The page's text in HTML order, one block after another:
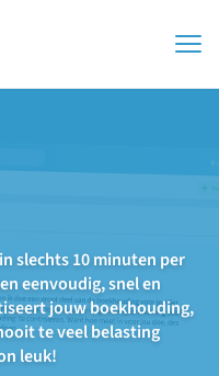
slechts 10 minuten per
eenvoudig, snel en
jouw boekhouding,
te veel belasting
leuk!